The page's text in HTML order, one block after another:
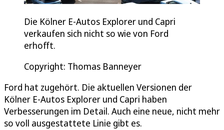
Die Kölner E-Autos Explorer und Capri
verkaufen sich nicht so wie von Ford
erhofft.
Copyright: Thomas Banneyer
Ford hat zugehört. Die aktuellen Versionen der
Kölner E-Autos Explorer und Capri haben
Verbesserungen im Detail. Auch eine neue, nicht mehr
so voll ausgestattete Linie gibt es.